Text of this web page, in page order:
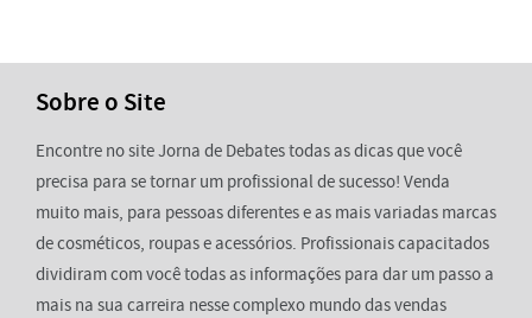
Sobre o Site
Encontre no site Jorna de Debates todas as dicas que você
precisa para se tornar um profissional de sucesso! Venda
muito mais, para pessoas diferentes e as mais variadas marcas
de cosméticos, roupas e acessórios. Profissionais capacitados
dividiram com você todas as informações para dar um passo a
mais na sua carreira nesse complexo mundo das vendas